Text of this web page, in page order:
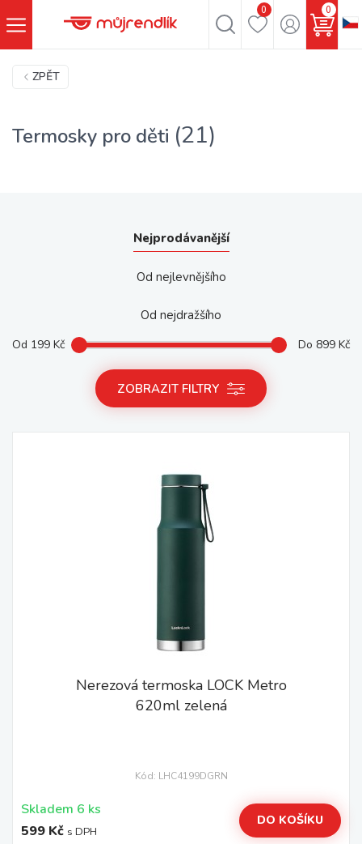
0 0
ZPĚT
Termosky pro děti (21)
Nejprodávanější
Od nejlevnějšího
Od nejdražšího
Od 199 Kč Do 899 Kč
ZOBRAZIT FILTRY
Nerezová termoska LOCK Metro
620ml zelená
Kód: LHC4199DGRN
Skladem 6 ks
599 Kč s DPH
DO KOŠÍKU